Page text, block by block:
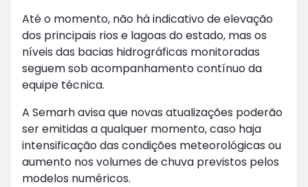
Até o momento, não há indicativo de elevação
dos principais rios e lagoas do estado, mas os
níveis das bacias hidrográficas monitoradas
seguem sob acompanhamento contínuo da
equipe técnica.
A Semarh avisa que novas atualizações poderão
ser emitidas a qualquer momento, caso haja
intensificação das condições meteorológicas ou
aumento nos volumes de chuva previstos pelos
modelos numéricos.